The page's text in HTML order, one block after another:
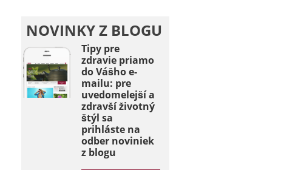
NOVINKY Z BLOGU
Tipy pre
zdravie priamo
do Vášho e-
mailu: pre
uvedomelejší a
zdravší životný
štýl sa
prihláste na
odber noviniek
z blogu